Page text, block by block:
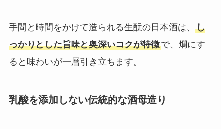
手間と時間をかけて造られる生酛の日本酒は、 し
っかりとした旨味と奥深いコクが特徴で、燗にす
ると味わいが一層引き立ちます。
乳酸を添加しない伝統的な酒母造り